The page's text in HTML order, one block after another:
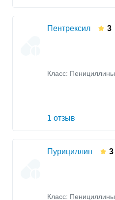
Пентрексил 3
Класс: Пенициллины
1 отзыв
Пурициллин 3
Класс: Пенициллины